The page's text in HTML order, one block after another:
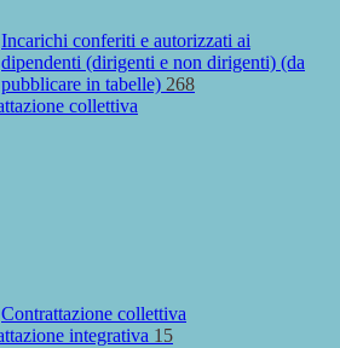
Incarichi conferiti e autorizzati ai
dipendenti (dirigenti e non dirigenti) (da
pubblicare in tabelle) 268
collettiva
Contrattazione collettiva
integrativa 15